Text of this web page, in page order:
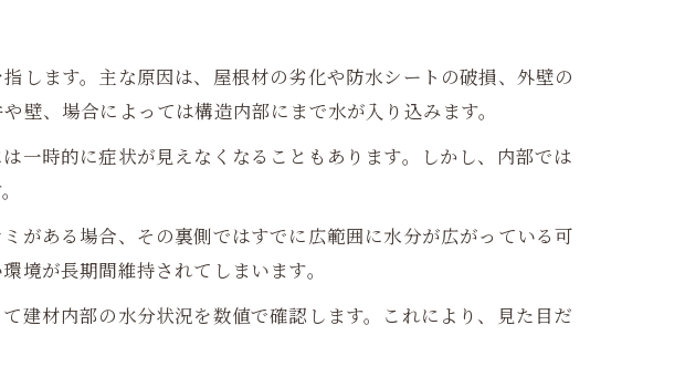
します。主な原因は、屋根材の劣化や防水シートの破損、外壁の
壁、場合によっては構造内部にまで水が入り込みます。
一時的に症状が見えなくなることもあります。しかし、内部では
がある場合、その裏側ではすでに広範囲に水分が広がっている可
境が長期間維持されてしまいます。
建材内部の水分状況を数値で確認します。これにより、見た目だ